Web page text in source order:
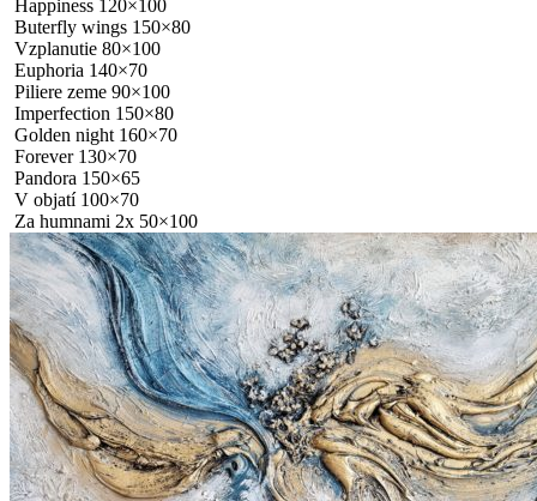
Happiness 120×100
Buterfly wings 150×80
Vzplanutie 80×100
Euphoria 140×70
Piliere zeme 90×100
Imperfection 150×80
Golden night 160×70
Forever 130×70
Pandora 150×65
V objatí 100×70
Za humnami 2x 50×100